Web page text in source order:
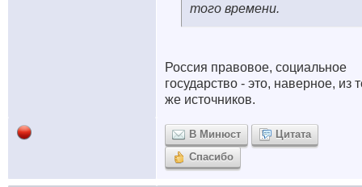
того времени.
Россия правовое, социальное
государство - это, наверное, из
же источников.
В Минюст
Цитата
Спасибо